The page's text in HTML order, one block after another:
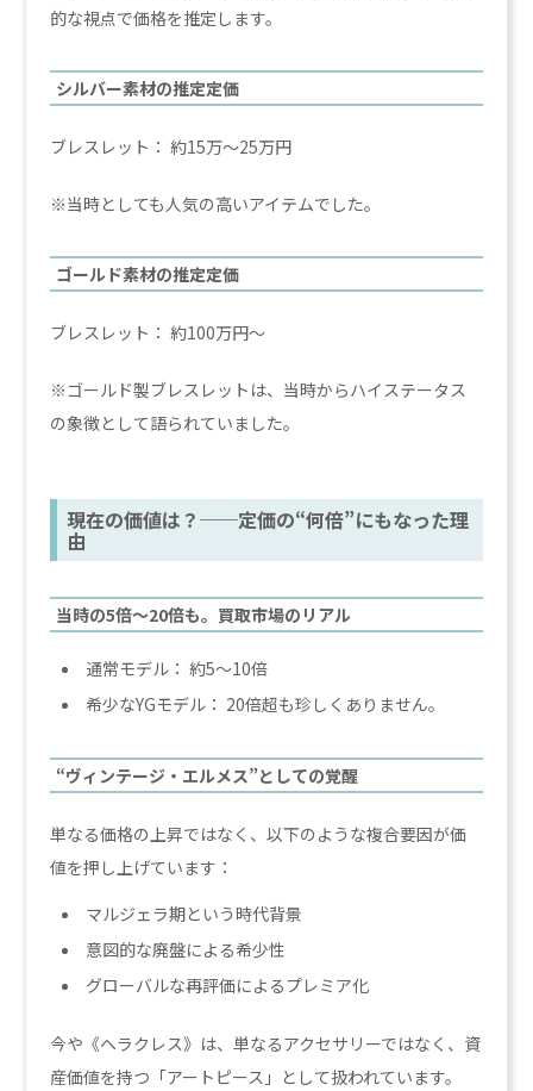
的な視点で価格を推定します。
シルバー素材の推定定価
ブレスレット： 約15万〜25万円
※当時としても人気の高いアイテムでした。
ゴールド素材の推定定価
ブレスレット： 約100万円〜
※ゴールド製ブレスレットは、当時からハイステータス
の象徴として語られていました。
現在の価値は？──定価の“何倍”にもなった理
由
当時の5倍〜20倍も。買取市場のリアル
通常モデル： 約5〜10倍
希少なYGモデル： 20倍超も珍しくありません。
“ヴィンテージ・エルメス”としての覚醒
単なる価格の上昇ではなく、以下のような複合要因が価
値を押し上げています：
マルジェラ期という時代背景
意図的な廃盤による希少性
グローバルな再評価によるプレミア化
今や《ヘラクレス》は、単なるアクセサリーではなく、資
産価値を持つ「アートピース」として扱われています。